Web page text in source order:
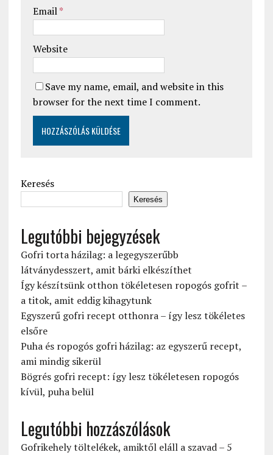
Email*
Website
Save my name, email, and website in this
browser for the next time I comment.
Keresés
Keresés
Legutóbbi bejegyzések
Gofri torta házilag: a legegyszerűbb
látványdesszert, amit bárki elkészíthet
Így készítsünk otthon tökéletesen ropogós gofrit –
a titok, amit eddig kihagytunk
Egyszerű gofri recept otthonra – így lesz tökéletes
elsőre
Puha és ropogós gofri házilag: az egyszerű recept,
ami mindig sikerül
Bögrés gofri recept: így lesz tökéletesen ropogós
kívül, puha belül
Legutóbbi hozzászólások
Gofrikehely töltelékek, amiktől eláll a szavad – 5